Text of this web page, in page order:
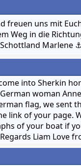
freuen uns mit
Weg in die
Marlene
into Sherkin
woman
flag, we sent
link of your page.
of your boat if
Liam Love